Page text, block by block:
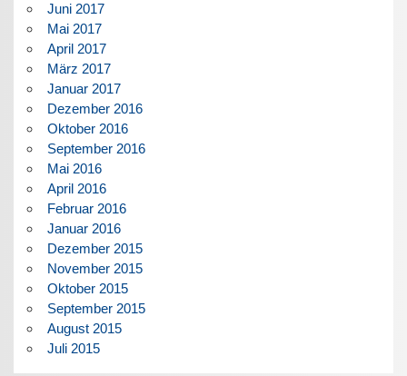
Juni 2017
Mai 2017
April 2017
März 2017
Januar 2017
Dezember 2016
Oktober 2016
September 2016
Mai 2016
April 2016
Februar 2016
Januar 2016
Dezember 2015
November 2015
Oktober 2015
September 2015
August 2015
Juli 2015